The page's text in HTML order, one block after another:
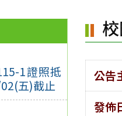
1證照抵
五)截止
公告
發佈